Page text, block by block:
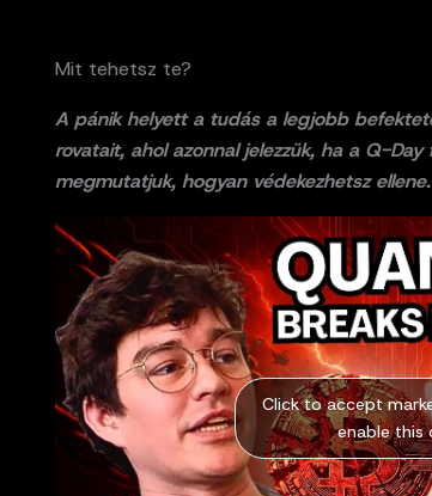
Mit tehetsz te?
A pánik helyett a tudás a legjobb
rovatait, ahol azonnal jelezzük, ha a Q-
megmutatjuk, hogyan védekezhetsz ellene.
Click to accept
enable this